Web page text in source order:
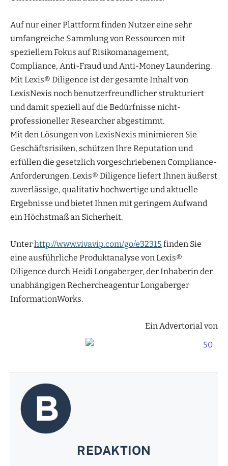
Auf nur einer Plattform finden Nutzer eine sehr
umfangreiche Sammlung von Ressourcen mit
speziellem Fokus auf Risikomanagement,
Compliance, Anti-Fraud und Anti-Money Laundering.
Mit Lexis® Diligence ist der gesamte Inhalt von
LexisNexis noch benutzerfreundlicher strukturiert
und damit speziell auf die Bedürfnisse nicht-
professioneller Researcher abgestimmt.
Mit den Lösungen von LexisNexis minimieren Sie
Geschäftsrisiken, schützen Ihre Reputation und
erfüllen die gesetzlich vorgeschriebenen Compliance-
Anforderungen. Lexis® Diligence liefert Ihnen äußerst
zuverlässige, qualitativ hochwertige und aktuelle
Ergebnisse und bietet Ihnen mit geringem Aufwand
ein Höchstmaß an Sicherheit.
Unterhttp://www.vivavip.com/go/e32315 finden Sie
eine ausführliche Produktanalyse von Lexis®
Diligence durch Heidi Longaberger, der Inhaberin der
unabhängigen Rechercheagentur Longaberger
InformationWorks.
Ein Advertorial von
REDAKTION